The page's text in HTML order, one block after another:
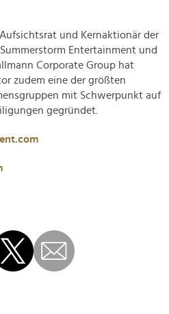
und Kernaktionär der
Entertainment und
Corporate Group hat
zudem eine der größten
mit Schwerpunkt auf
gegründet.